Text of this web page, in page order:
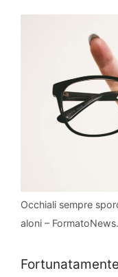
Occhiali sempre
aloni –